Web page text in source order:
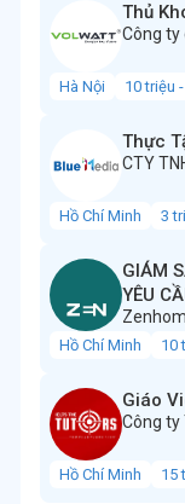
Thủ
Công ty
Hà Nội 10 triệu
Thực
CTY
Hồ Chí Minh 3
GIÁM
YÊU
Hồ Chí Minh 10
Giáo
Công ty
Hồ Chí Minh 15